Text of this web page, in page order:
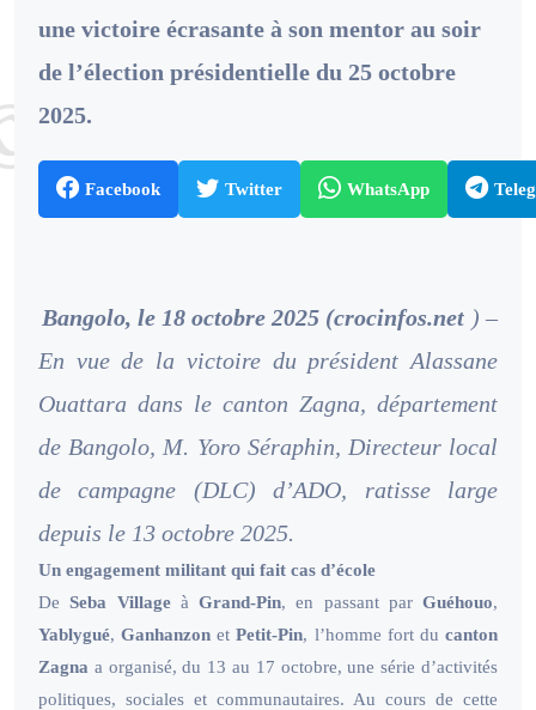
une victoire écrasante à son mentor au soir
de l’élection présidentielle du 25 octobre
2025.
Facebook Twitter WhatsApp
Bangolo, le 18 octobre 2025 (crocinfos.net ) –
En vue de la victoire du président Alassane
Ouattara dans le canton Zagna, département
de Bangolo, M. Yoro Séraphin, Directeur local
de campagne (DLC) d’ADO, ratisse large
depuis le 13 octobre 2025.
Un engagement militant qui fait cas d’école
DeSeba Villageà Grand-Pin, en passant par Guéhouo,
Yablygué,Ganhanzon etPetit-Pin, l’homme fort ducanton
Zagna a organisé, du 13 au 17 octobre, une série d’activités
politiques, sociales et communautaires. Au cours de cette